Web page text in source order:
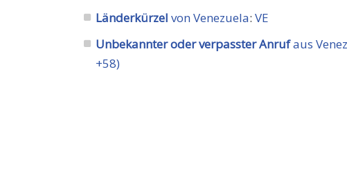
Länderkürzel von Venezuela:VE
Unbekannter oder verpasster Anrufaus
+58)